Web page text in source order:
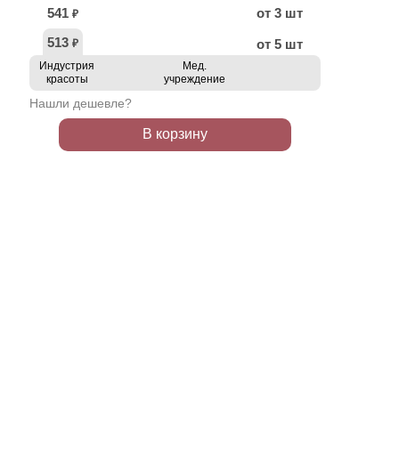
541 ₽
от 3 шт
513 ₽ от 5 шт
Индустрия
красоты
Мед.
учреждение
Нашли дешевле?
В корзину